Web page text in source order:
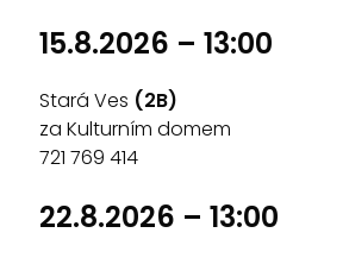
15.8.2026 – 13:00
Stará Ves (2B)
za Kulturním domem
721 769 414
22.8.2026 – 13:00